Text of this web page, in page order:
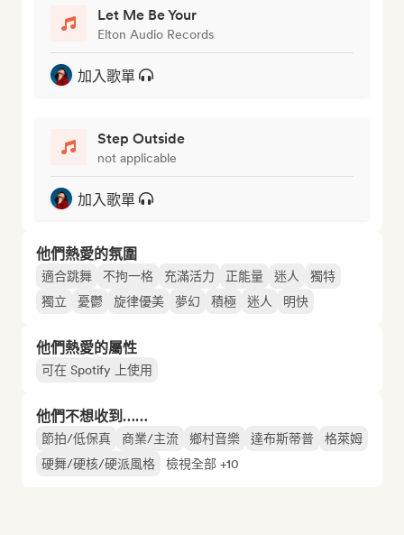
Let Me Be Your
Elton Audio Records
加入歌單
Step Outside
not applicable
加入歌單
他們熱愛的氛圍
適合跳舞 不拘一格 充滿活力 正能量 迷人
獨特
獨立
憂鬱 旋律優美 夢幻 積極 迷人 明快
他們熱愛的屬性
可在 Spotify 上使用
他們不想收到……
節拍/低保真 商業/主流 鄉村音樂 達布斯蒂普
格萊姆
硬舞/硬核/硬派風格
檢視全部 +10